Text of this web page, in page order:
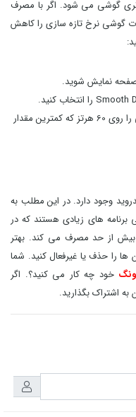
گوشی می شود. اگر با مصرف
گوشی نرخ تازه سازی را کاهش
در این مرحله باید نرخ تازه سازی گوشی را روی 60 هرتز که کمترین مقدار
وجود دارد. در این مطلب به
برنامه های زیادی هستند که در
از حد مصرف می کند. بهتر
ها را حذف یا غیرفعال کنید. شما
خود چه کار می کنید؟. اگر
به اشتراک بگذارید.